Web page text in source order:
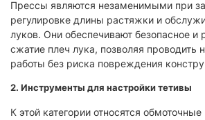
Прессы являются незаменимыми при
регулировке длины растяжки и
луков. Они обеспечивают безопасное и
сжатие плеч лука, позволяя проводить
работы без риска повреждения
2. Инструменты для настройки тетивы
К этой категории относятся